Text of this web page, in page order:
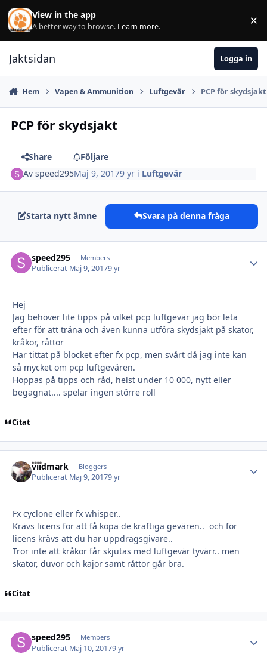
Hoppa till innehåll
View in the app
A better way to browse. Learn more. ×
Jaktsidan Logga in
Hem Vapen & Ammunition Luftgevär PCP för skydsjakt
PCP för skydsjakt
Share
Följare
Avspeed295Maj 9, 20179 yr i Luftgevär
Starta nytt ämne Svara på denna fråga
speed295 Members
Publicerat Maj 9, 20179 yr
Hej
Jag behöver lite tipps på vilket pcp luftgevär jag bör leta
efter för att träna och även kunna utföra skydsjakt på skator,
kråkor, råttor
Har tittat på blocket efter fx pcp, men svårt då jag inte kan
så mycket om pcp luftgevären.
Hoppas på tipps och råd, helst under 10 000, nytt eller
begagnat.... spelar ingen större roll
Citat
vildmark Bloggers
Publicerat Maj 9, 20179 yr
Fx cyclone eller fx whisper..
Krävs licens för att få köpa de kraftiga gevären.. och för
licens krävs att du har uppdragsgivare..
Tror inte att kråkor får skjutas med luftgevär tyvärr.. men
skator, duvor och kajor samt råttor går bra.
Citat
speed295 Members
Publicerat Maj 10, 20179 yr